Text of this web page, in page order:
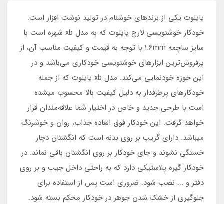
پایلوت یکی از برندهای خوشنام در تولید نوشت افزار است.
خودکار خوشنویسی لارج پایلوت که به مدل xb شهره است با
سایز ساچمه 1.6mm با توجه به قیمت و کیفیت مناسب آن، از
پرفروش‌ترین ابزارهای خوشنویسی خودکاری می‌باشد و در
این حوزه خودنمایی می‌کند. مدل xb پایلوت که از جمله
خودکارهای پرطرفدار به دلیل کیفیت بالا محسوب می‏شده
است با طرحی جدید و خاص در اختیار شما علاقه‌‏مندان قرار
خواهد گرفت. این خودکار فوق العاده جذاب، روان و خوشرنگ
می‏باشد. دارای گریپ بر روی بدنه است که انگشتان دچار
خستگی نشوند و جای خودکار بر روی انگشتان باقی نماند. در
خودکار گیره پلاستیکی دارد که به راحتی داخل جیب و بر روی
دفتر و ... نصب شود. ضروری است پس از استفاده برای
جلوگیری از خشک شدن جوهر در خودکار محکم بسته شود.